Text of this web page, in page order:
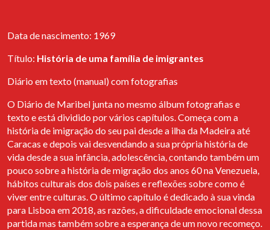
Data de nascimento: 1969
Título: História de uma família de imigrantes
Diário em texto (manual) com fotografias
O Diário de Maribel junta no mesmo álbum fotografias e
texto e está dividido por vários capítulos. Começa com a
história de imigração do seu pai desde a ilha da Madeira até
Caracas e depois vai desvendando a sua própria história de
vida desde a sua infância, adolescência, contando também um
pouco sobre a história de migração dos anos 60 na Venezuela,
hábitos culturais dos dois países e reflexões sobre como é
viver entre culturas. O último capítulo é dedicado à sua vinda
para Lisboa em 2018, as razões, a dificuldade emocional dessa
partida mas também sobre a esperança de um novo recomeço.
with EAPN Association (European Anti-Poverty Network) within
Opportunities: Towards a Level Telling Field on Migrations and
New Narrative of Successful Integration, promoted by BEWING.
EAPN has offered to collaborate with Migrant Diaries by
suggesting possible interested parties.
Abertura da exposição "Próxima Estação:
um arquivo para a migração"
Entre dia 21 de Setembro e 4 de Outubro 2022 é possível visitar
a exposição “Próxima Estação: Um arquivo para a migração” no
Espaço de Santa Catarina, que será depois apresentada, entre dia
13 de Outubro e 01 de Novembro, na galeria do projeto EGEU. A
viagem termina na associação cultural Curious Monkey, onde
estará patente entre 03 de Novembro e 20 de Novembro.